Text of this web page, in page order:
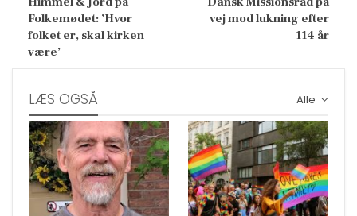
Folkemødet: ’Hvor
folket er, skal kirken
være’
vej mod lukning efter
114 år
Alle
LÆS OGSÅ